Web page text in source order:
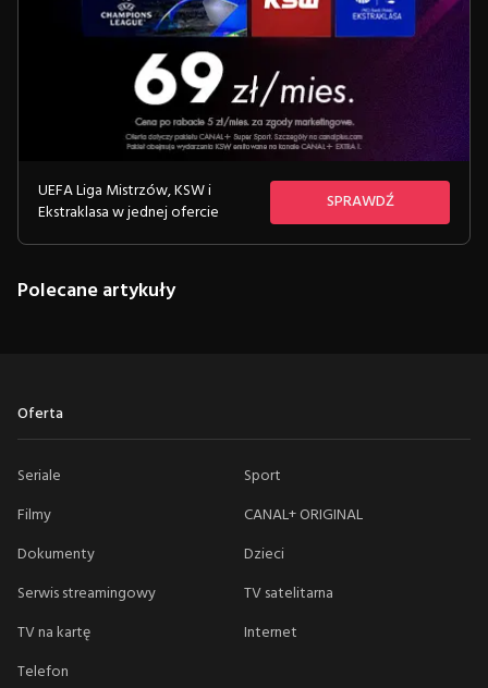
UEFA Liga Mistrzów, KSW i
Ekstraklasa w jednej ofercie
SPRAWDŹ
Polecane artykuły
Oferta
Seriale
Sport
Filmy
CANAL+ ORIGINAL
Dokumenty
Dzieci
Serwis streamingowy
TV satelitarna
TV na kartę
Internet
Telefon